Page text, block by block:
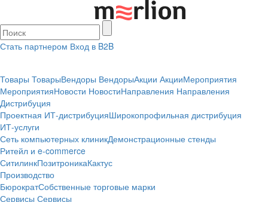
Стать партнером Вход в B2B
Товары ТоварыВендоры ВендорыАкции АкцииМероприятия
МероприятияНовости НовостиНаправления Направления
Дистрибуция
Проектная ИТ-дистрибуцияШирокопрофильная дистрибуция
ИТ-услуги
Сеть компьютерных клиникДемонстрационные стенды
Ритейл и e-commerce
СитилинкПозитроникаКактус
Производство
БюрократСобственные торговые марки
Сервисы Сервисы